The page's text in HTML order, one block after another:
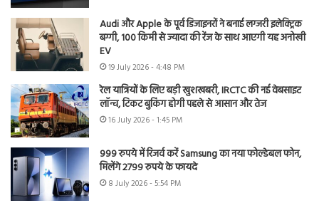
Audi और Apple के पूर्व डिजाइनरों ने बनाई लग्जरी इलेक्ट्रिक
बग्गी, 100 किमी से ज्यादा की रेंज के साथ आएगी यह अनोखी
EV
19 July 2026 - 4:48 PM
रेल यात्रियों के लिए बड़ी खुशखबरी, IRCTC की नई वेबसाइट
लॉन्च, टिकट बुकिंग होगी पहले से आसान और तेज
16 July 2026 - 1:45 PM
999 रुपये में रिजर्व करें Samsung का नया फोल्डेबल फोन,
मिलेंगे 2799 रुपये के फायदे
8 July 2026 - 5:54 PM